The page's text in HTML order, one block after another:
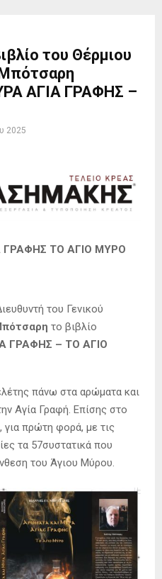
του Θέρμιου
Μπότσαρη
ΑΓΙΑ ΓΡΑΦΗΣ –
2025
ΓΡΑΦΗΣ ΤΟ ΑΓΙΟ ΜΥΡΟ
του Γενικού
το βιβλίο
ΓΡΑΦΗΣ – ΤΟ ΑΓΙΟ
πάνω στα αρώματα και
Αγία Γραφή. Επίσης στο
για πρώτη φορά, με τις
τα 57συστατικά που
του Άγιου Μύρου.